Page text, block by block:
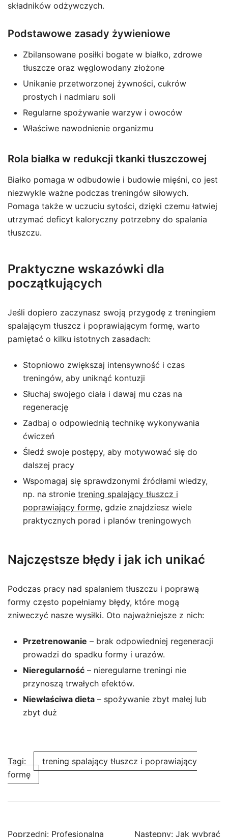
składników odżywczych.
Podstawowe zasady żywieniowe
Zbilansowane posiłki bogate w białko, zdrowe
tłuszcze oraz węglowodany złożone
Unikanie przetworzonej żywności, cukrów
prostych i nadmiaru soli
Regularne spożywanie warzyw i owoców
Właściwe nawodnienie organizmu
Rola białka w redukcji tkanki tłuszczowej
Białko pomaga w odbudowie i budowie mięśni, co jest
niezwykle ważne podczas treningów siłowych.
Pomaga także w uczuciu sytości, dzięki czemu łatwiej
utrzymać deficyt kaloryczny potrzebny do spalania
tłuszczu.
Praktyczne wskazówki dla
początkujących
Jeśli dopiero zaczynasz swoją przygodę z treningiem
spalającym tłuszcz i poprawiającym formę, warto
pamiętać o kilku istotnych zasadach:
Stopniowo zwiększaj intensywność i czas
treningów, aby uniknąć kontuzji
Słuchaj swojego ciała i dawaj mu czas na
regenerację
Zadbaj o odpowiednią technikę wykonywania
ćwiczeń
Śledź swoje postępy, aby motywować się do
dalszej pracy
Wspomagaj się sprawdzonymi źródłami wiedzy,
np. na stronie trening spalający tłuszcz i
poprawiający formę, gdzie znajdziesz wiele
praktycznych porad i planów treningowych
Najczęstsze błędy i jak ich unikać
Podczas pracy nad spalaniem tłuszczu i poprawą
formy często popełniamy błędy, które mogą
zniweczyć nasze wysiłki. Oto najważniejsze z nich:
Przetrenowanie – brak odpowiedniej regeneracji
prowadzi do spadku formy i urazów.
Nieregularność – nieregularne treningi nie
przynoszą trwałych efektów.
Niewłaściwa dieta – spożywanie zbyt małej lub
zbyt duż
Tagi:
trening spalający tłuszcz i poprawiający
formę
Nawigacja
Poprzedni: Profesjonalna Następny: Jak wybrać